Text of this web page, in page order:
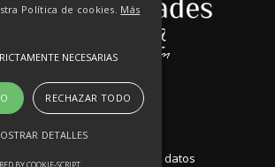
|Política de Protección de datos
Política de cookies. Más
NECESARIAS
RECHAZAR TODO
DETALLES